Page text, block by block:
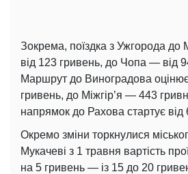
Зокрема, поїздка з Ужгорода до
від 123 гривень, до Чопа — від
Маршрут до Виноградова
гривень, до Міжгір’я — 443
напрямок до Рахова стартує від
Окремо зміни торкнулися
Мукачеві з 1 травня вартість
на 5 гривень — із 15 до 20